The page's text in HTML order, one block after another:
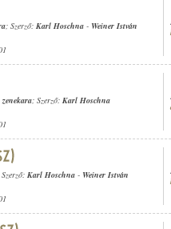
; Szerző: Karl Hoschna - Weiner István
; Szerző: Karl Hoschna
Karl Hoschna - Weiner István